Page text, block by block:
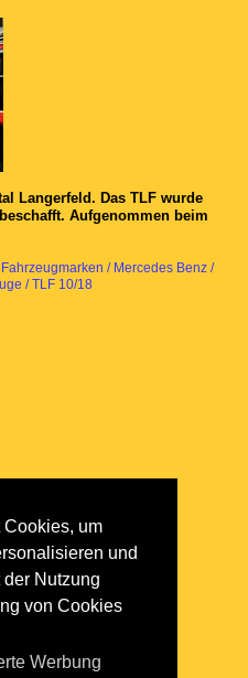
Langerfeld. Das TLF wurde
Aufgenommen beim
Fahrzeugmarken / Mercedes Benz /
/ TLF 10/18
um
und
Nutzung
von Cookies
Werbung